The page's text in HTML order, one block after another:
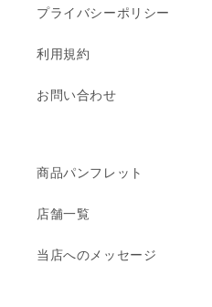
プライバシーポリシー
利用規約
お問い合わせ
商品パンフレット
店舗一覧
当店へのメッセージ